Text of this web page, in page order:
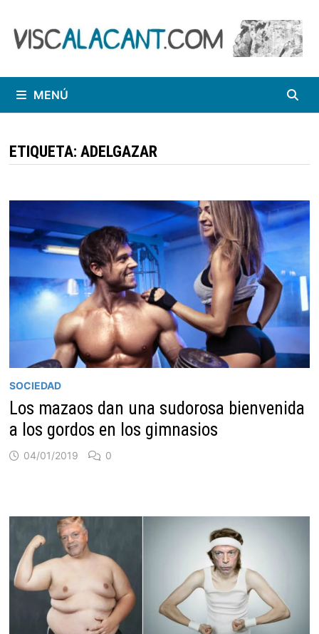
contenido
MENÚ
ETIQUETA:ADELGAZAR
SOCIEDAD
Los mazaos dan una sudorosa bienvenida
a los gordos en los gimnasios
04/01/2019 0